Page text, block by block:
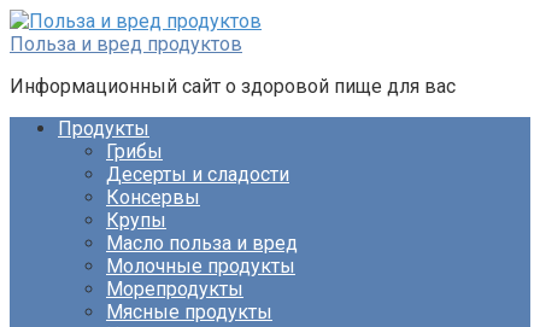
Перейти
к
Польза и вред продуктов
Информационный сайт о здоровой пище для вас
Продукты
Грибы
Десерты и сладости
Консервы
Крупы
Масло польза и вред
Молочные продукты
Морепродукты
Мясные продукты